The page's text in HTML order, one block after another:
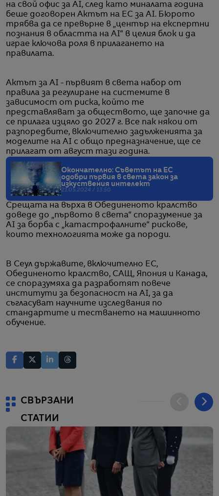
на свой офис за AI, след като миналата година
беше договорен Актът на ЕС за AI. Бюрото
трябва да се превърне в „център на експертни
познания в областта на AI“ в целия блок и да
играе ключова роля в прилагането на
правилата.
Актът за AI - първият в света набор от
правила за регулиране на системите в
зависимост от риска, който те
представляват за обществото, ще започне да
се прилага изцяло до 2027 г. Все пак някои от
разпоредбите, включително задълженията за
моделите на AI с общо предназначение, ще се
прилагат от август тази година.
Окончателно: Съветът на ЕС
одобри първия в света закон за
изкуствения интелект
21.05.2024 / 13:50
Срещата на върха в Обединеното кралство
доведе до „първото в света“ споразумение за
AI за борба с „катастрофалните“ рискове,
които технологията може да породи.
В Сеул държавите, включително ЕС,
Обединеното кралство, САЩ, Япония и Канада,
се споразумяха да разработят повече
институти за безопасност на AI, за да
съгласуват научните изследвания по
стандартите и тестването на машинното
обучение.
СВЪРЗАНИ
СТАТИИ